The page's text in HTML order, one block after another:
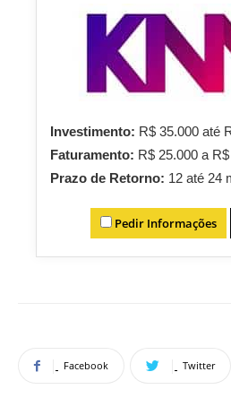
Investimento: R$ 35.000 até
Faturamento: R$ 25.000 a
Prazo de Retorno: 12 até 24
Pedir Informações
Facebook Twitter